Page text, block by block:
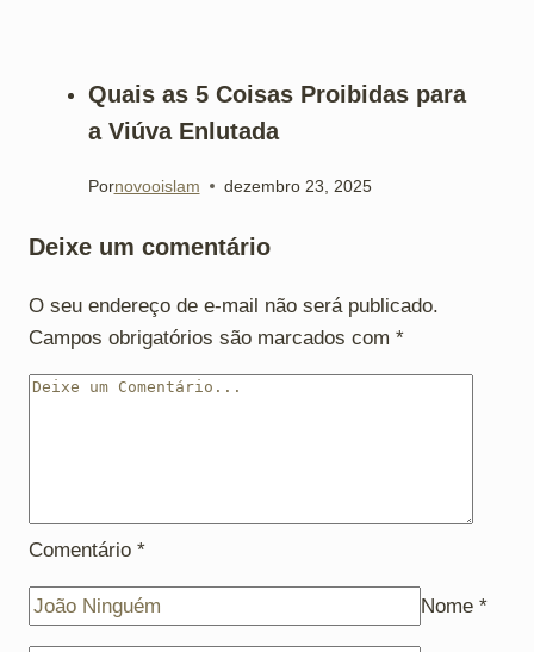
Quais as 5 Coisas Proibidas para
a Viúva Enlutada
Pornovooislam dezembro 23, 2025
Deixe um comentário
O seu endereço de e-mail não será publicado.
Campos obrigatórios são marcados com *
Comentário *
Nome *